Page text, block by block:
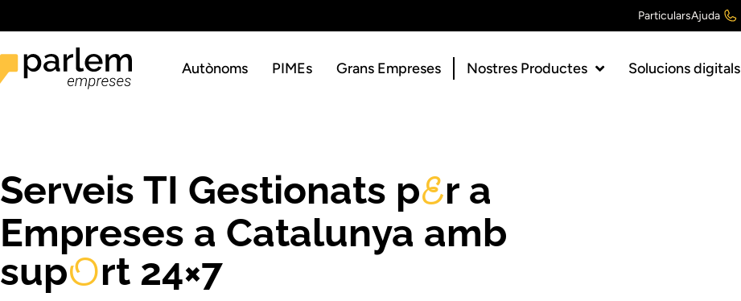
ParticularsAjuda
Autònoms PIMEs Grans Empreses Nostres Productes Solucions digitals
Serveis TI Gestionats pEr a
Empreses a Catalunya amb
supOrt 24×7